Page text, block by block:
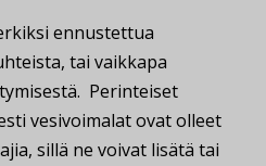
ennustettua
tai vaikkapa
Perinteiset
vesivoimalat ovat olleet
sillä ne voivat lisätä tai